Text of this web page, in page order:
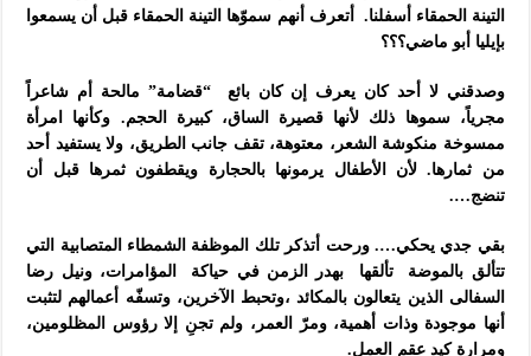
التينة الحمقاء أسفلنا. أتعرف أنهم سموّها التينة الحمقاء قبل أن يسمعوا
بإيليا أبو ماضي؟؟؟
وصدقني لا أحد كان يعرف إن كان بائع “قضامة” مالحة أم شاعراً
مجرياً، سموها ذلك لأنها قصيرة الساق، كبيرة الحجم. وكأنها امرأة
ممسوخة منكوشة الشعر، معتوهة، تقف جانب الطريق، ولا يستفيد أحد
من ثمارها. لأن الأطفال يرمونها بالحجارة ويقطفون ثمرها قبل أن
تنضج….
بقي جدي يحكي…. ورحت أتذكر تلك الموظفة الشمطاء المتصابية التي
تتألق بالموضة تألقها بهدر الزمن في حياكة المؤامرات، ونيل رضا
السفالى الذين يتعالون بالمكائد ،وتحبط الآخرين، وتسفّه أعمالهم لتثبت
أنها موجودة وذات أهمية، ومرّ العمر، ولم تجنِ إلا رؤوس المظلومين،
ومرارة كيد عقم العمل.